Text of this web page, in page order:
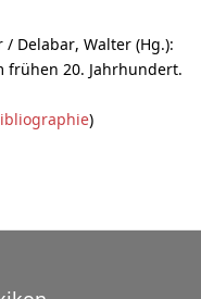
Delabar, Walter (Hg.):
frühen 20. Jahrhundert.
)